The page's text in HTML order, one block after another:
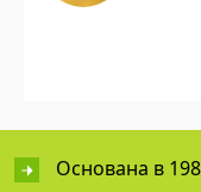
Основана в